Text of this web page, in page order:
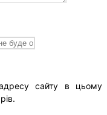
сайту в цьому